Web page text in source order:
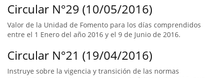
Circular N°29 (10/05/2016)
Valor de la Unidad de Fomento para los días comprendidos
entre el 1 Enero del año 2016 y el 9 de Junio de 2016.
Circular N°21 (19/04/2016)
Instruye sobre la vigencia y transición de las normas